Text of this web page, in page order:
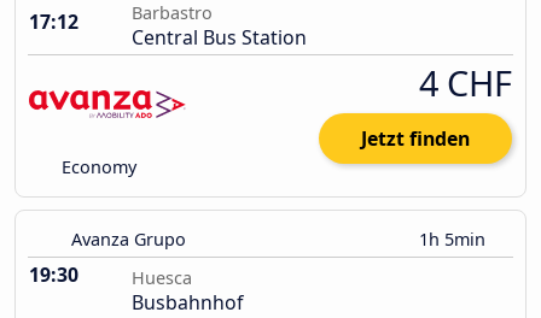
17:12
Barbastro
Central Bus Station
Economy
4 CHF
Jetzt finden
Avanza Grupo 1h 5min
19:30 Huesca
Busbahnhof